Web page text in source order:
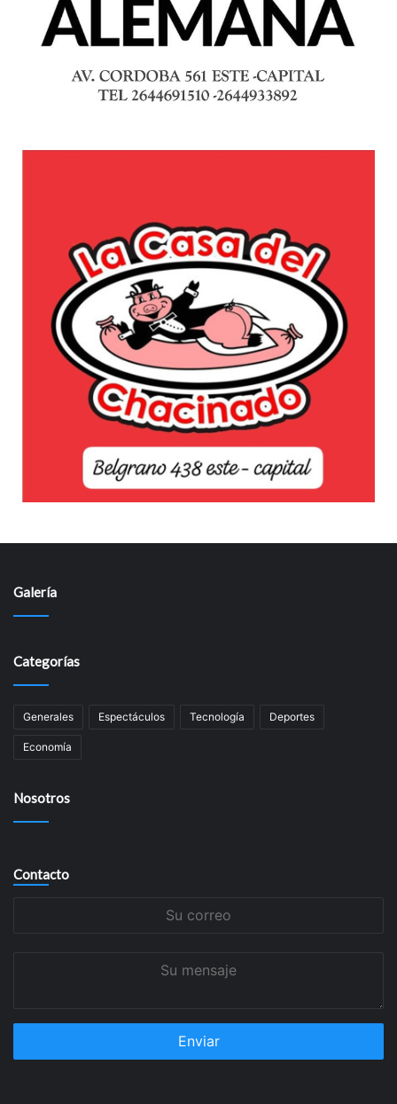
Galería
Categorías
Generales Espectáculos Tecnología Deportes
Economía
Nosotros
Contacto